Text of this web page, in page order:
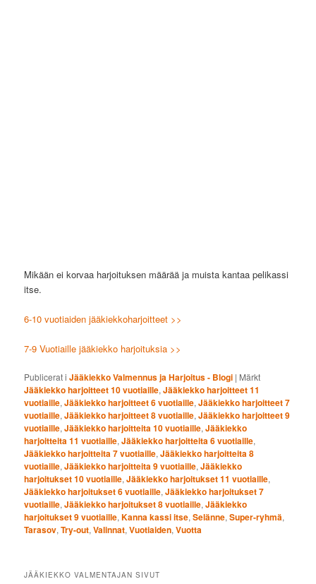
Mikään ei korvaa harjoituksen määrää ja muista kantaa pelikassi
itse.
6-10 vuotiaiden jääkiekkoharjoitteet >>
7-9 Vuotiaille jääkiekko harjoituksia >>
Publicerat i Jääkiekko Valmennus ja Harjoitus - Blogi | Märkt
Jääkiekko harjoitteet 10 vuotiaille,Jääkiekko harjoitteet 11
vuotiaille,Jääkiekko harjoitteet 6 vuotiaille,Jääkiekko harjoitteet 7
vuotiaille,Jääkiekko harjoitteet 8 vuotiaille,Jääkiekko harjoitteet 9
vuotiaille,Jääkiekko harjoitteita 10 vuotiaille,Jääkiekko
harjoitteita 11 vuotiaille,Jääkiekko harjoitteita 6 vuotiaille,
Jääkiekko harjoitteita 7 vuotiaille,Jääkiekko harjoitteita 8
vuotiaille,Jääkiekko harjoitteita 9 vuotiaille,Jääkiekko
harjoitukset 10 vuotiaille,Jääkiekko harjoitukset 11 vuotiaille,
Jääkiekko harjoitukset 6 vuotiaille,Jääkiekko harjoitukset 7
vuotiaille,Jääkiekko harjoitukset 8 vuotiaille,Jääkiekko
harjoitukset 9 vuotiaille,Kanna kassi itse,Selänne,Super-ryhmä,
Tarasov,Try-out,Valinnat,Vuotiaiden,Vuotta
JÄÄKIEKKO VALMENTAJAN SIVUT